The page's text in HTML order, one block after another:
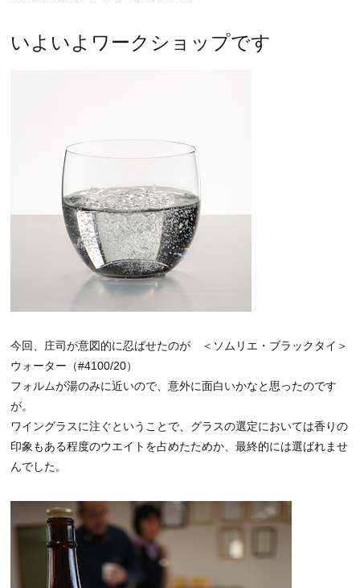
いよいよワークショップです
今回、庄司が意図的に忍ばせたのが ＜ソムリエ・ブラックタイ＞
ウォーター（#4100/20）
フォルムが湯のみに近いので、意外に面白いかなと思ったのです
が。
ワイングラスに注ぐということで、グラスの選定においては香りの
印象もある程度のウエイトを占めたためか、最終的には選ばれませ
んでした。